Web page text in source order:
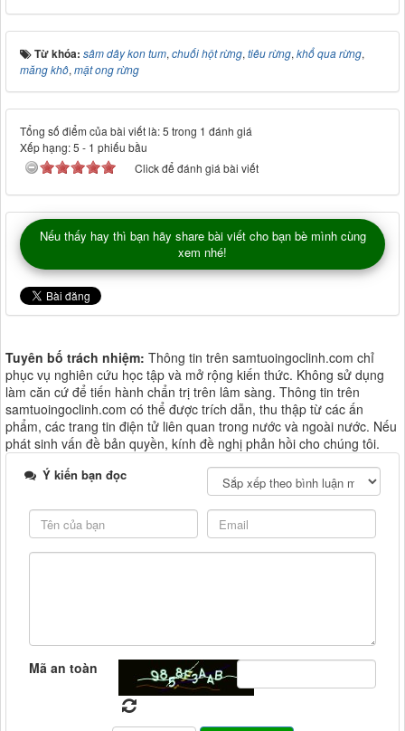
Từ khóa: sâm dây kon tum,chuối hột rừng,tiêu rừng,khổ qua rừng,
măng khô,mật ong rừng
Tổng số điểm của bài viết là: 5 trong 1 đánh giá
Xếp hạng:5 - 1 phiếu bầu
Click để đánh giá bài viết
Nếu thấy hay thì bạn hãy share bài viết cho bạn bè mình cùng
xem nhé!
Tuyên bố trách nhiệm: Thông tin trên samtuoingoclinh.com chỉ
phục vụ nghiên cứu học tập và mở rộng kiến thức. Không sử dụng
làm căn cứ để tiến hành chẩn trị trên lâm sàng. Thông tin trên
samtuoingoclinh.com có thể được trích dẫn, thu thập từ các ấn
phẩm, các trang tin điện tử liên quan trong nước và ngoài nước. Nếu
phát sinh vấn đề bản quyền, kính đề nghị phản hồi cho chúng tôi.
Ý kiến bạn đọc
Mã an toàn